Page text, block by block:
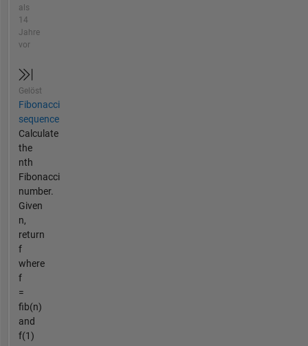
als
14
Jahre
vor
Gelöst
Fibonacci
sequence
Calculate
the
nth
Fibonacci
number.
Given
n,
return
f
where
f
=
fib(n)
and
f(1)